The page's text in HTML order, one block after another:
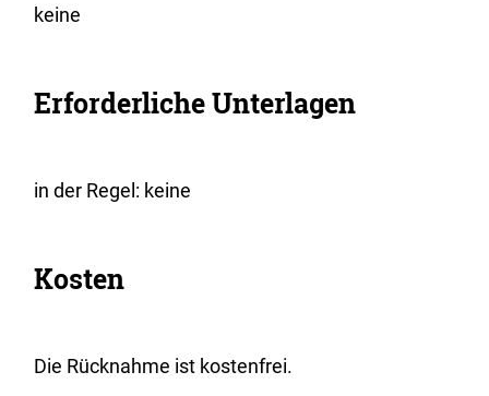
keine
Erforderliche Unterlagen
in der Regel: keine
Kosten
Die Rücknahme ist kostenfrei.